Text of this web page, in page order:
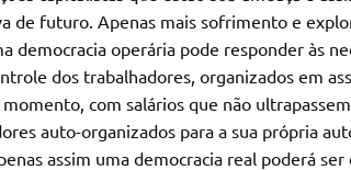
de futuro. Apenas mais sofrimento e
democracia operária pode responder às
dos trabalhadores, organizados em
com salários que não
auto-organizados para a sua própria
assim uma democracia real poderá